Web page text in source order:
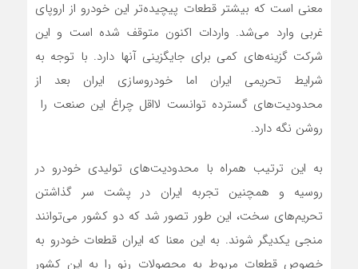
معنی است که بیشتر قطعات پیچیده‌تر این خودرو از اروپای
غربی وارد می‌شد. واردات اکنون متوقف شده است و این
شرکت گزینه‌های کمی برای جایگزینی آنها دارد. با توجه به
شرایط تحریمی ایران اما خودروسازی ایران بعد از
محدودیت‌های گسترده توانست لااقل چراغ این صنعت را
روشن نگه دارد.
به این ترتیب همراه با محدودیت‌های تولیدی خودرو در
روسیه و همچنین تجربه ایران در پشت سر گذاشتن
تحریم‌های سخت، این طور تصور شد که دو کشور می‌توانند
منجی یکدیگر شوند. به این معنا که ایران قطعات خودرو به
خصوص قطعات مربوط به محصولات رنو را به این کشور